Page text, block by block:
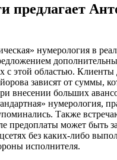
предлагает
нумерология в
с этой областью. Клиенты
зависят от суммы,
внесении больших
нумерология,
Также
предоплаты может быть
без каких-либо
исполнителя.